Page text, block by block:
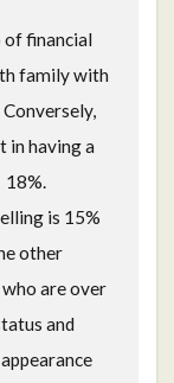
of financial
family with
in having a
18%.
is 15%
other
are over
and